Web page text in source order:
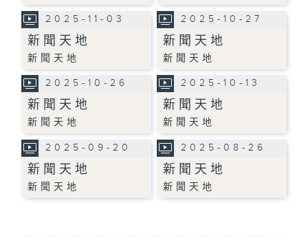
2025-11-03
新聞天地
新聞天地
2025-10-27
新聞天地
新聞天地
2025-10-26
新聞天地
新聞天地
2025-10-13
新聞天地
新聞天地
2025-09-20
新聞天地
新聞天地
2025-08-26
新聞天地
新聞天地